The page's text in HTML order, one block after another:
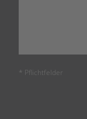
* Pflichtfelder